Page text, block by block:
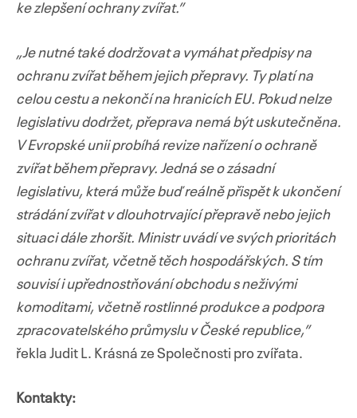
ke zlepšení ochrany zvířat.”
„Je nutné také dodržovat a vymáhat předpisy na
ochranu zvířat během jejich přepravy. Ty platí na
celou cestu a nekončí na hranicích EU. Pokud nelze
legislativu dodržet, přeprava nemá být uskutečněna.
V Evropské unii probíhá revize nařízení o ochraně
zvířat během přepravy. Jedná se o zásadní
legislativu, která může buď reálně přispět k ukončení
strádání zvířat v dlouhotrvající přepravě nebo jejich
situaci dále zhoršit. Ministr uvádí ve svých prioritách
ochranu zvířat, včetně těch hospodářských. S tím
souvisí i upřednostňování obchodu s neživými
komoditami, včetně rostlinné produkce a podpora
zpracovatelského průmyslu v České republice,”
řekla Judit L. Krásná ze Společnosti pro zvířata.
Kontakty: